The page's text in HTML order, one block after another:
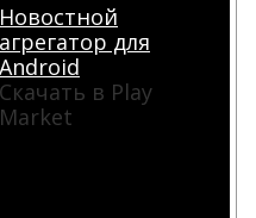
Новостной
агрегатор для
Android
Скачать в Play
Market